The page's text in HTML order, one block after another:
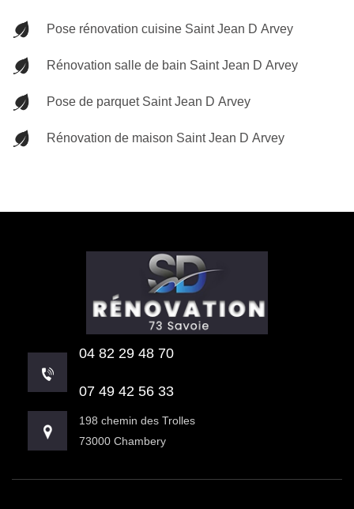
Pose rénovation cuisine Saint Jean D Arvey
Rénovation salle de bain Saint Jean D Arvey
Pose de parquet Saint Jean D Arvey
Rénovation de maison Saint Jean D Arvey
04 82 29 48 70
07 49 42 56 33
198 chemin des Trolles
73000 Chambery